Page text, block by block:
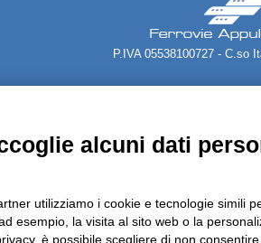
P.IVA 05538100727 - C.so
alcuni dati
utilizziamo i cookie e tecnologie simili
esempio, la visita al sito web o la
è possibile scegliere di non